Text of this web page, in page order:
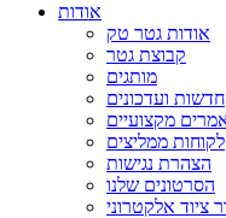
אודות
אודות גטר טק
קבוצת גטר
מותגים
חדשות ועדכונים
מקצועיים
לקוחות ממליצים
הצהרת נגישות
הסרטונים שלנו
ציוד אלקטרוני